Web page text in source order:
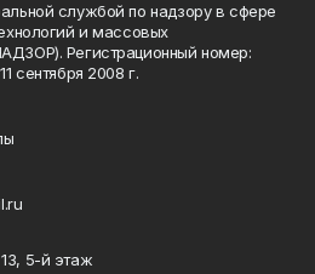
службой по надзору в сфере
и массовых
Регистрационный номер:
сентября 2008 г.
5-й этаж